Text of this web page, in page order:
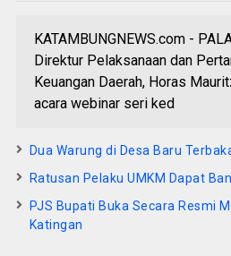
KATAMBUNGNEWS.com -
Direktur Pelaksanaan dan
Keuangan Daerah, Horas
acara webinar seri ked
Dua Warung di Desa Baru
Ratusan Pelaku UMKM Dapat
PJS Bupati Buka Secara Resmi
Katingan